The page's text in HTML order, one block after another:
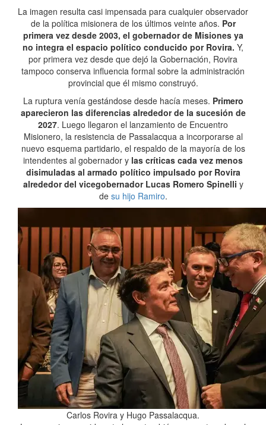
La imagen resulta casi impensada para cualquier observador
de la política misionera de los últimos veinte años. Por
primera vez desde 2003, el gobernador de Misiones ya
no integra el espacio político conducido por Rovira. Y,
por primera vez desde que dejó la Gobernación, Rovira
tampoco conserva influencia formal sobre la administración
provincial que él mismo construyó.
La ruptura venía gestándose desde hacía meses. Primero
aparecieron las diferencias alrededor de la sucesión de
2027. Luego llegaron el lanzamiento de Encuentro
Misionero, la resistencia de Passalacqua a incorporarse al
nuevo esquema partidario, el respaldo de la mayoría de los
intendentes al gobernador y las críticas cada vez menos
disimuladas al armado político impulsado por Rovira
alrededor del vicegobernador Lucas Romero Spinelli y
de su hijo Ramiro.
Carlos Rovira y Hugo Passalacqua.